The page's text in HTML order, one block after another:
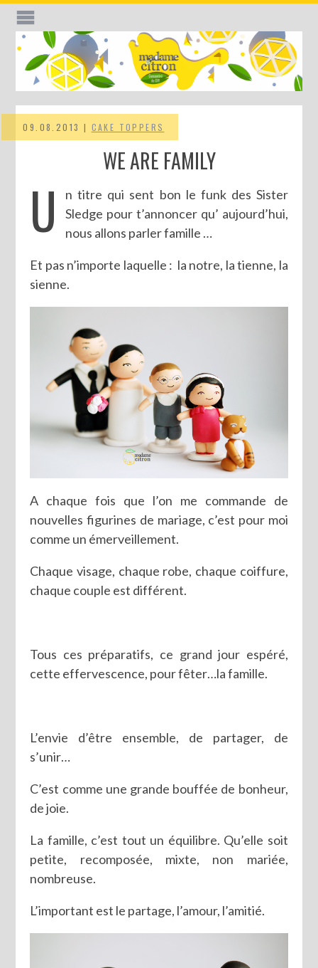
09.08.2013 | CAKE TOPPERS
WE ARE FAMILY
U
n titre qui sent bon le funk des Sister
Sledge pour t’annoncer qu’ aujourd’hui,
nous allons parler famille …
Et pas n’importe laquelle : la notre, la tienne, la
sienne.
A chaque fois que l’on me commande de
nouvelles figurines de mariage, c’est pour moi
comme un émerveillement.
Chaque visage, chaque robe, chaque coiffure,
chaque couple est différent.
Tous ces préparatifs, ce grand jour espéré,
cette effervescence, pour fêter…la famille.
L’envie d’être ensemble, de partager, de
s’unir…
C’est comme une grande bouffée de bonheur,
de joie.
La famille, c’est tout un équilibre. Qu’elle soit
petite, recomposée, mixte, non mariée,
nombreuse.
L’important est le partage, l’amour, l’amitié.